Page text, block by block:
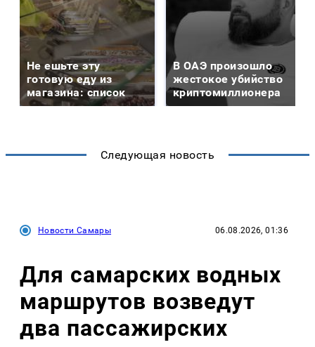
Не ешьте эту
готовую еду из
магазина: список
В ОАЭ произошло
жестокое убийство
криптомиллионера
Следующая новость
Новости Самары 06.08.2026, 01:36
Для самарских водных
маршрутов возведут
два пассажирских